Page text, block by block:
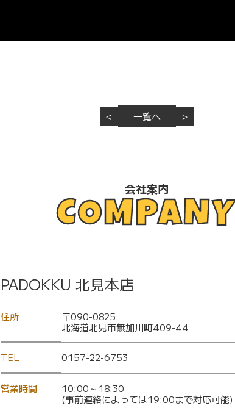
＜ 一覧へ ＞
会社案内
COMPANY
PADOKKU 北見本店
住所
〒090-0825
北海道北見市無加川町409-44
TEL 0157-22-6753
営業時間
10:00～18:30
(事前連絡によっては19:00まで対応可能)